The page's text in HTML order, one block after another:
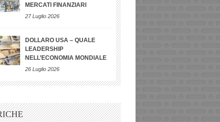
MERCATI FINANZIARI
27 Luglio 2026
DOLLARO USA – QUALE
LEADERSHIP
NELL’ECONOMIA MONDIALE
26 Luglio 2026